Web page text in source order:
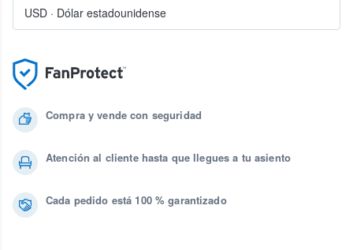
Compra y vende con seguridad
Atención al cliente hasta que llegues a tu asiento
Cada pedido está 100 % garantizado
USD · Dólar estadounidense